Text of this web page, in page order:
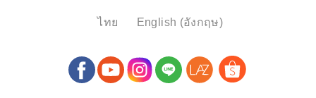
ไทย English (อังกฤษ)